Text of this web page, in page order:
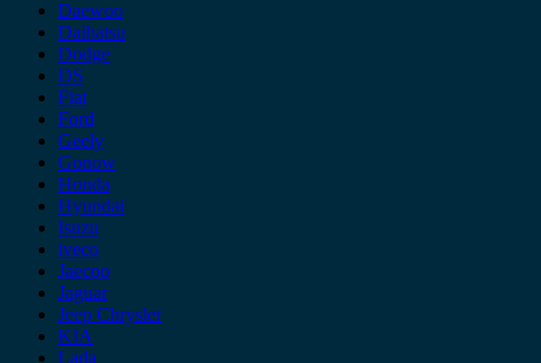
Daewoo
Daihatsu
Dodge
DS
Fiat
Ford
Geely
Gonow
Honda
Hyundai
Isuzu
iveco
Jaecoo
Jaguar
Jeep Chrysler
KIA
Lada